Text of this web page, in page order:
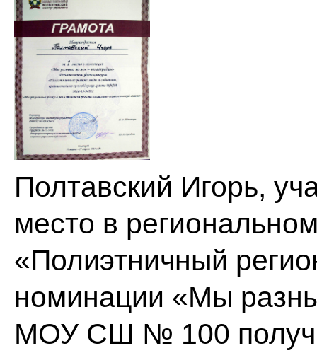
Полтавский Игорь,
место в
«Полиэтничный
номинации «Мы
МОУ СШ № 100